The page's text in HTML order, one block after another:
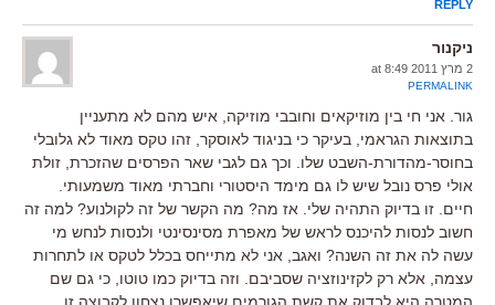
REPLY
ניקנור
2 מרץ 2011 at 8:49
PERMALINK
גור. אני חי בין מוזיקאים וחובבי מוזיקה, איש מהם לא מתעניין
בתוצאות הגראמי, בעיקר כי בניגוד לאוסקר, זהו טקס מאוד לא גלובלי
בחוסר-מהדורת-השבט שלו. וכך גם לגבי שאר הפרסים שהזכרת, זולת
אולי פרס נובל שיש לו גם מימד היסטורי וחברתי מאוד משמעותי.
חיים. זו בדיוק התהיה שלי. אז מה? מה הקשר של זה לקולנוע? למה זה
חשוב לנסות להיכנס לראש של מאפרת מסינסינטי ולנסות לנחש מי
עשה לה את זה השנה? ואגב, אני לא מתייחס בכלל לטקס או לתחרות
עצמה, אלא רק לקזינוזציה שסביבם. וזה בדיוק כמו טוטו, כי גם שם